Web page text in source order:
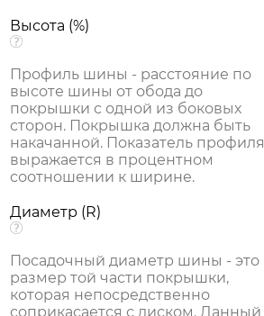
Высота (%)
Профиль шины - расстояние по
высоте шины от обода до
покрышки с одной из боковых
сторон. Покрышка должна быть
накачанной. Показатель профиля
выражается в процентном
соотношении к ширине.
Диаметр (R)
Посадочный диаметр шины - это
размер той части покрышки,
которая непосредственно
соприкасается с диском. Данный